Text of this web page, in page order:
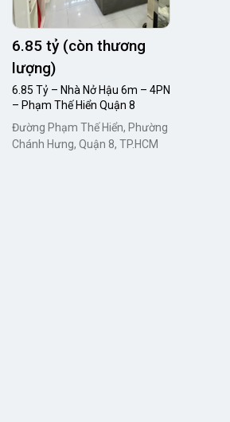
6.85 tỷ (còn thương
lượng)
6.85 Tỷ – Nhà Nở Hậu 6m – 4PN
– Phạm Thế Hiển Quận 8
Đường Phạm Thế Hiển, Phường
Chánh Hưng, Quận 8, TP.HCM